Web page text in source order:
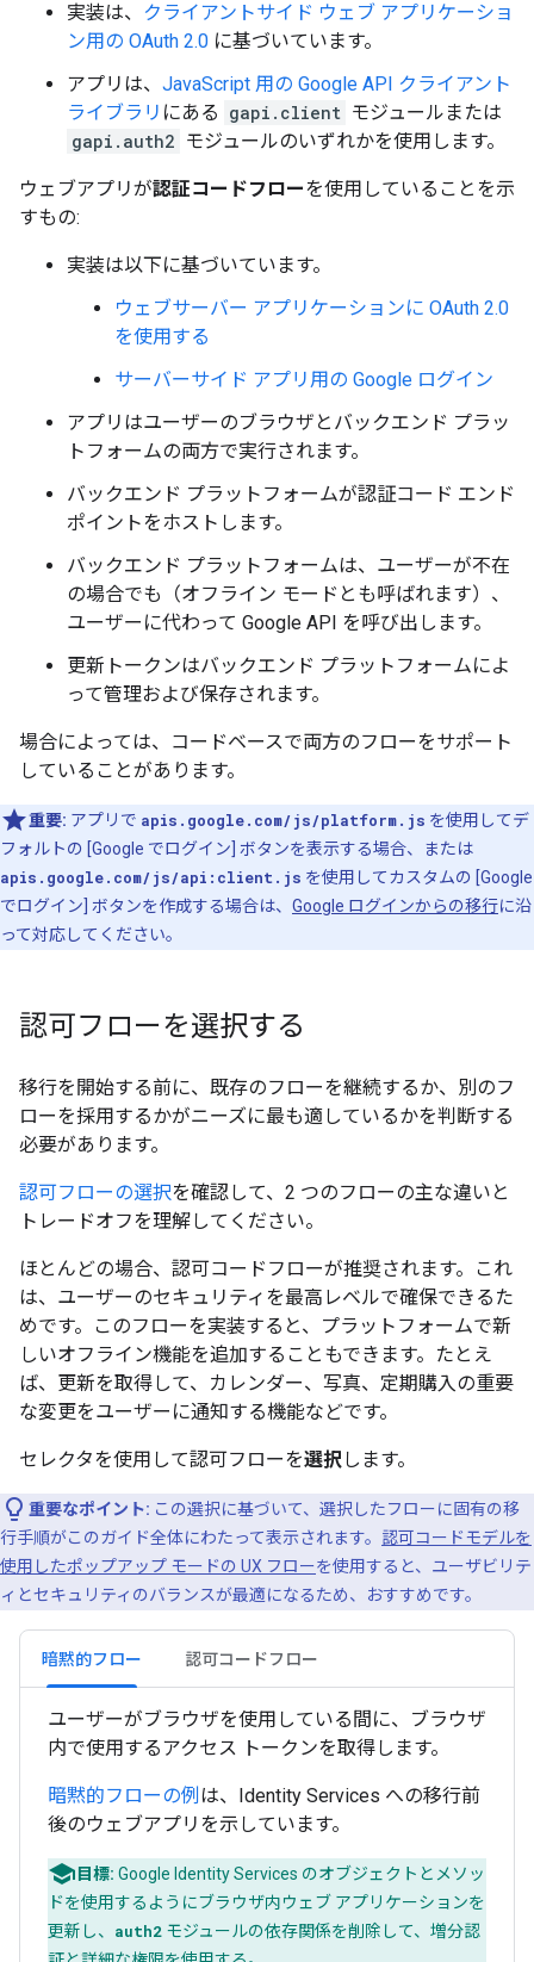
実装は、 クライアントサイド ウェブ アプリケーショ
ン用の OAuth 2.0 に基づいています。
アプリは、 JavaScript 用の Google API クライアント
ライブラリ にある gapi.client モジュールまたは
gapi.auth2 モジュールのいずれかを使用します。
ウェブアプリが認証コードフローを使用していることを示
すもの:
実装は以下に基づいています。
ウェブサーバー アプリケーションに OAuth 2.0
を使用する
サーバーサイド アプリ用の Google ログイン
アプリはユーザーのブラウザとバックエンド プラッ
トフォームの両方で実行されます。
バックエンド プラットフォームが認証コード エンド
ポイントをホストします。
バックエンド プラットフォームは、ユーザーが不在
の場合でも（オフライン モードとも呼ばれます）、
ユーザーに代わって Google API を呼び出します。
更新トークンはバックエンド プラットフォームによ
って管理および保存されます。
場合によっては、コードベースで両方のフローをサポート
していることがあります。
重要: アプリで apis.google.com/js/platform.js を使用してデ
フォルトの [Google でログイン] ボタンを表示する場合、または
apis.google.com/js/api:client.js を使用してカスタムの [Google
でログイン] ボタンを作成する場合は、 Google ログインからの移行に沿
って対応してください。
認可フローを選択する
移行を開始する前に、既存のフローを継続するか、別のフ
ローを採用するかがニーズに最も適しているかを判断する
必要があります。
認可フローの選択を確認して、2 つのフローの主な違いと
トレードオフを理解してください。
ほとんどの場合、認可コードフローが推奨されます。これ
は、ユーザーのセキュリティを最高レベルで確保できるた
めです。このフローを実装すると、プラットフォームで新
しいオフライン機能を追加することもできます。たとえ
ば、更新を取得して、カレンダー、写真、定期購入の重要
な変更をユーザーに通知する機能などです。
セレクタを使用して認可フローを選択します。
重要なポイント: この選択に基づいて、選択したフローに固有の移
行手順がこのガイド全体にわたって表示されます。 認可コードモデルを
使用したポップアップ モードの UX フローを使用すると、ユーザビリテ
ィとセキュリティのバランスが最適になるため、おすすめです。
暗黙的フロー 認可コードフロー
ユーザーがブラウザを使用している間に、ブラウザ
内で使用するアクセス トークンを取得します。
暗黙的フローの例 は、Identity Services への移行前
後のウェブアプリを示しています。
目標: Google Identity Services のオブジェクトとメソッ
ドを使用するようにブラウザ内ウェブ アプリケーションを
更新し、 auth2 モジュールの依存関係を削除して、増分認